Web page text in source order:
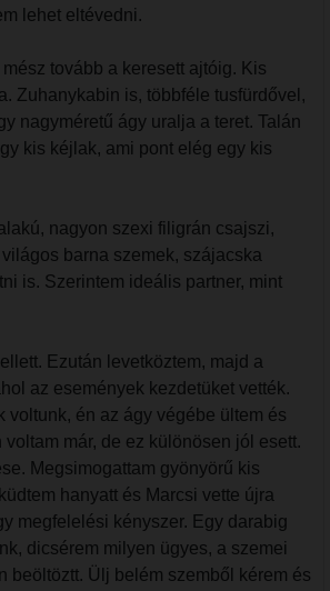
lehet eltévedni.
tovább a keresett ajtóig. Kis
Zuhanykabin is, többféle tusfürdővel,
nagyméretű ágy uralja a teret. Talán
kis kéjlak, ami pont elég egy kis
nagyon szexi filigrán csajszi,
barna szemek, szájacska
is. Szerintem ideális partner, mint
Ezután levetköztem, majd a
az események kezdetüket vették.
én az ágy végébe ültem és
már, de ez különösen jól esett.
Megsimogattam gyönyörű kis
hanyatt és Marcsi vette újra
megfelelési kényszer. Egy darabig
dicsérem milyen ügyes, a szemei
beöltöztt. Ülj belém szemből kérem és